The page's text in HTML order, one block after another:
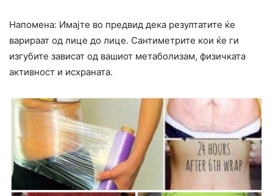
Напомена: Имајте во предвид дека резултатите ќе
варираат од лице до лице. Сантиметрите кои ќе ги
изгубите зависат од вашиот метаболизам, физичката
активност и исхраната.